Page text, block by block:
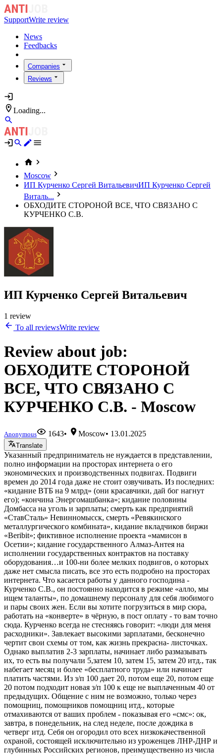
SupportWrite review
News
Feedbacks
Companies
Reviews
Loading...
Moscow
ИП Курченко Сергей ВитальевичИП Курченко Сергей
Виталь...
ОБХОДИТЕ СТОРОНОЙ ВСЕ, ЧТО СВЯЗАНО С
КУРЧЕНКО С.В.
ИП Курченко Сергей Витальевич
1 review
To all reviewsWrite review
Review about job:
ОБХОДИТЕ СТОРОНОЙ
ВСЕ, ЧТО СВЯЗАНО С
КУРЧЕНКО С.В. - Moscow
Anonymous 1643• Moscow• 13.01.2025
Translate
Указанный предприниматель не нуждается в представлении,
полно информации на просторах интернета о его
экономических и производственных подвигах. Подвиги
времен до 2014 года даже не стоит озвучивать. Из последних:
«кидание ВТБ на 9 млрд» (они красавчики, дай бог нагнут
его); «кончина Энергомашбанка»; кидание половины
Домбасса на уголь и зарплаты; смерть как предприятий
«СтавСталь» Невинномысск, смерть «Ревякинского
металлургического комбината», кидание вкладчиков биржи
«Beribit»; фиктивное исполнение проекта «мамисон в
Осетии»; кидание государственного Алмаз-Антея на
исполнении государственных контрактов на поставку
оборудования…и 100-ни более мелких подвигов, о которых
даже нет смысла писать, все это есть подробно на просторах
интернета. Что касается работы у данного господина -
Курченко С.В., он постоянно находится в режиме «алло, мы
ищем таланты», по домашнему персоналу для себя любимого
и пары своих жен. Если вы хотите погрузиться в мир сюра,
работать на «конверте» в чёрную, в пост оплату - то вам точно
сюда. Курченко всегда не стесняясь говорит: «люди для меня
расходники». Завлекает высокими зарплатами, бесконечно
чертит свои схемы от том, как жизнь прекрасна- листочках.
Однако выплатив 2-3 зарплаты, начинает либо размазывать
их, то есть вы получали 5,затем 10, затем 15, затем 20 итд., так
набегает месяц и более «бесплатного труда» или начинает
платить частями. Из з/п 100 дает 20, потом еще 20, потом еще
20 потом подходит новая з/п 100 к еще не выплаченным 40 от
предыдущих. Общение с ним не возможно, только через
помощниц, помощников помощниц итд., которые
отмахиваются от ваших проблем - показывая его «смс»: ок,
завтра, в понедельник, на след неделе, после дождика в
четверг итд. Себя он огородил ото всех низкокачественной
охраной, состоящей исключительно из уроженцев ЛНР-ДНР и
глубинных Российских регионов, преимущественно из числа